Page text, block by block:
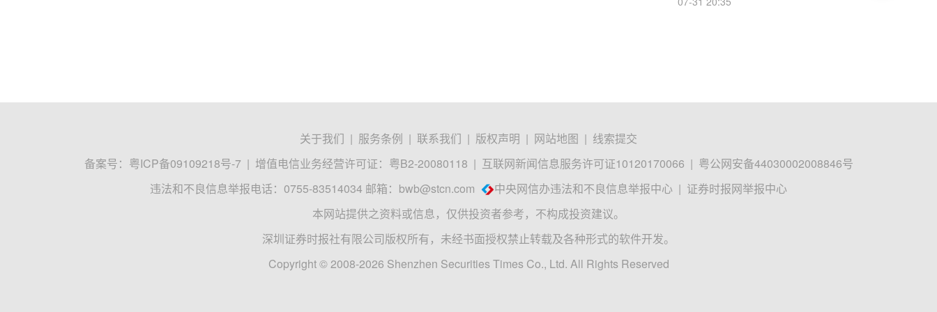
关于我们 | 服务条例 | 联系我们 | 版权声明 | 网站地图 | 线索提交
备案号： 粤ICP备09109218号-7 | 增值电信业务经营许可证：粤B2-20080118 | 互联网新闻信息服务许可证10120170066 | 粤公网安备44030002008846号
违法和不良信息举报电话：0755-83514034 邮箱： bwb@stcn.com 中央网信办违法和不良信息举报中心 | 证券时报网举报中心
本网站提供之资料或信息，仅供投资者参考，不构成投资建议。
深圳证券时报社有限公司版权所有，未经书面授权禁止转载及各种形式的软件开发。
Copyright © 2008-2026 Shenzhen Securities Times Co., Ltd. All Rights Reserved